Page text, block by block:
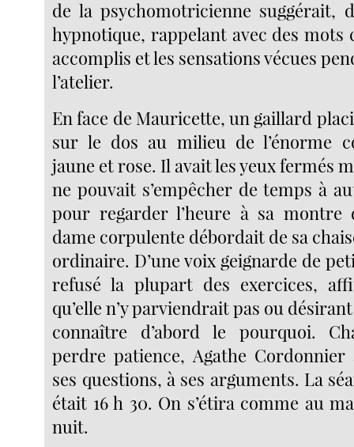
de la psychomotricienne suggérait,
hypnotique, rappelant avec des mots
accomplis et les sensations vécues
l’atelier.
En face de Mauricette, un gaillard
sur le dos au milieu de l’énorme
jaune et rose. Il avait les yeux fermés
ne pouvait s’empêcher de temps à
pour regarder l’heure à sa montre
dame corpulente débordait de sa
ordinaire. D’une voix geignarde de
refusé la plupart des exercices,
qu’elle n’y parviendrait pas ou désirant
connaître d’abord le pourquoi.
perdre patience, Agathe
ses questions, à ses arguments. La
était 16 h 30. On s’étira comme au
nuit.